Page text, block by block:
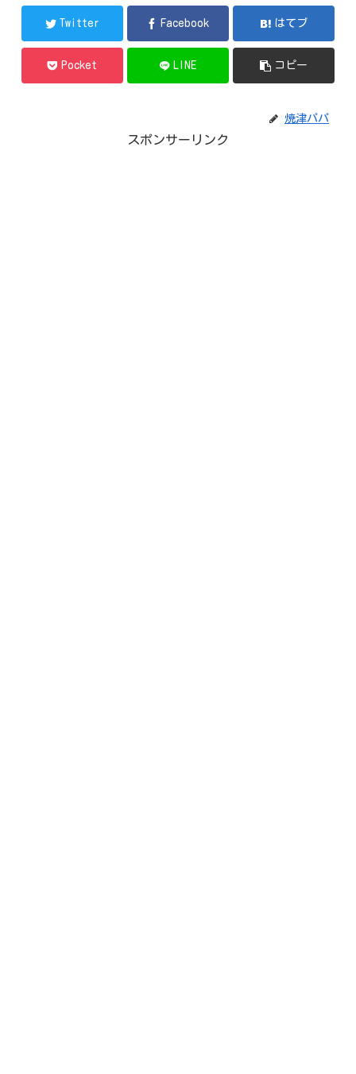
Twitter Facebook はてブ
Pocket LINE コピー
焼津パパ
スポンサーリンク